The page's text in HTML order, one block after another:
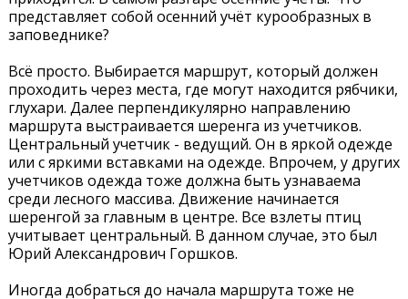
представляет собой осенний учёт курообразных в
заповеднике?
Всё просто. Выбирается маршрут, который должен
проходить через места, где могут находится рябчики,
глухари. Далее перпендикулярно направлению
маршрута выстраивается шеренга из учетчиков.
Центральный учетчик - ведущий. Он в яркой одежде
или с яркими вставками на одежде. Впрочем, у других
учетчиков одежда тоже должна быть узнаваема
среди лесного массива. Движение начинается
шеренгой за главным в центре. Все взлеты птиц
учитывает центральный. В данном случае, это был
Юрий Александрович Горшков.
Иногда добраться до начала маршрута тоже не